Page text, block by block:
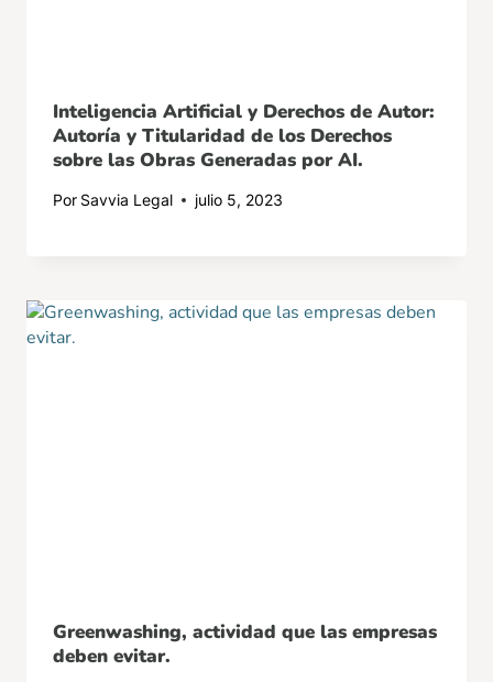
Inteligencia Artificial y Derechos de Autor:
Autoría y Titularidad de los Derechos
sobre las Obras Generadas por AI.
Por Savvia Legal julio 5, 2023
Greenwashing, actividad que las empresas
deben evitar.